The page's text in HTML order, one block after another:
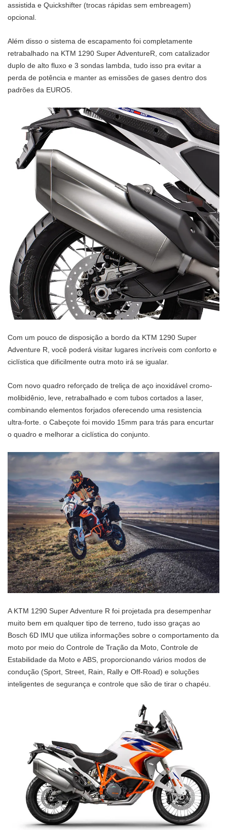
assistida e Quickshifter (trocas rápidas sem embreagem)
opcional.
Além disso o sistema de escapamento foi completamente
retrabalhado na KTM 1290 Super AdventureR, com catalizador
duplo de alto fluxo e 3 sondas lambda, tudo isso pra evitar a
perda de potência e manter as emissões de gases dentro dos
padrões da EURO5.
Com um pouco de disposição a bordo da KTM 1290 Super
Adventure R, você poderá visitar lugares incríveis com conforto e
ciclística que dificilmente outra moto irá se igualar.
Com novo quadro reforçado de treliça de aço inoxidável cromo-
molibidênio, leve, retrabalhado e com tubos cortados a laser,
combinando elementos forjados oferecendo uma resistencia
ultra-forte. o Cabeçote foi movido 15mm para trás para encurtar
o quadro e melhorar a ciclística do conjunto.
A KTM 1290 Super Adventure R foi projetada pra desempenhar
muito bem em qualquer tipo de terreno, tudo isso graças ao
Bosch 6D IMU que utiliza informações sobre o comportamento da
moto por meio do Controle de Tração da Moto, Controle de
Estabilidade da Moto e ABS, proporcionando vários modos de
condução (Sport, Street, Rain, Rally e Off-Road) e soluções
inteligentes de segurança e controle que são de tirar o chapéu.